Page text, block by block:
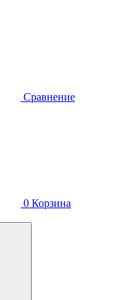
Сравнение
0 Корзина